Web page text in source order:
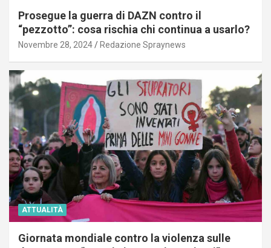
Prosegue la guerra di DAZN contro il
“pezzotto”: cosa rischia chi continua a usarlo?
Novembre 28, 2024 Redazione Spraynews
ATTUALITÀ
Giornata mondiale contro la violenza sulle